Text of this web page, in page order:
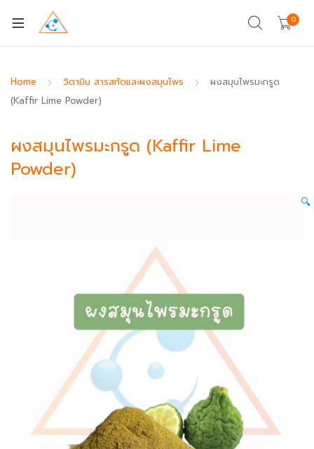
0
Home วิตามิน สารสกัดและผงสมุนไพร
ผงสมุนไพรมะกรูด
(Kaffir Lime Powder)
ผงสมุนไพรมะกรูด (Kaffir Lime
Powder)
🔍